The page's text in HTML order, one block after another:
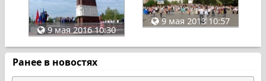
9 мая 2016 10:30
9 мая 2013 10:57
Ранее в новостях